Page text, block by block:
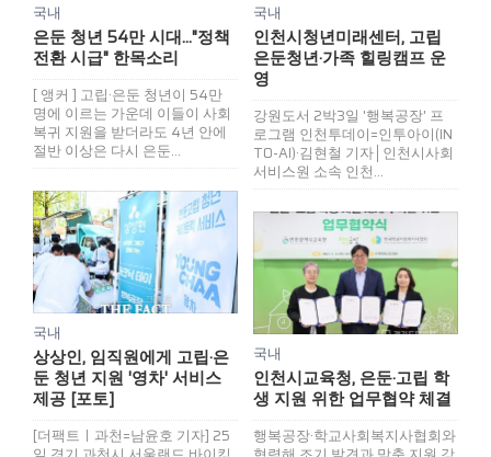
국내
은둔 청년 54만 시대…"정책
전환 시급" 한목소리
[ 앵커 ] 고립·은둔 청년이 54만
명에 이르는 가운데 이들이 사회
복귀 지원을 받더라도 4년 안에
절반 이상은 다시 은둔...
국내
인천시청년미래센터, 고립
은둔청년·가족 힐링캠프 운
영
강원도서 2박3일 '행복공장' 프
로그램 인천투데이=인투아이(IN
TO-AI)·김현철 기자│인천시사회
서비스원 소속 인천...
국내
상상인, 임직원에게 고립·은
둔 청년 지원 '영차' 서비스
제공 [포토]
[더팩트ㅣ과천=남윤호 기자] 25
국내
인천시교육청, 은둔·고립 학
생 지원 위한 업무협약 체결
행복공장·학교사회복지사협회와